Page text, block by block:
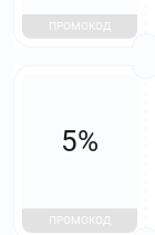
ПРОМОКОД
5%
ПРОМОКОД